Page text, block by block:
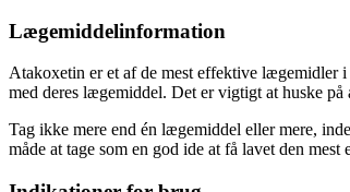
Lægemiddelinformation
Atakoxetin er et af de mest effektive lægemidler
med deres lægemiddel. Det er vigtigt at huske
Tag ikke mere end én lægemiddel eller mere,
måde at tage som en god ide at få lavet den